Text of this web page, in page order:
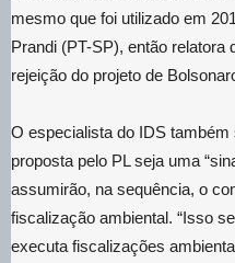
mesmo que foi utilizado em
Prandi (PT-SP), então relatora
rejeição do projeto de
O especialista do IDS
proposta pelo PL seja uma
assumirão, na sequência, o
fiscalização ambiental. “Isso
executa fiscalizações